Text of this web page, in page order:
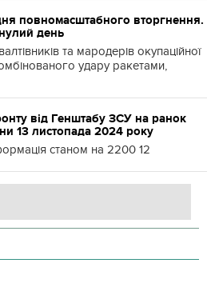
повномасштабного вторгнення.
день
та мародерів окупаційної
удару ракетами,
від Генштабу ЗСУ на ранок
13 листопада 2024 року
станом на 2200 12